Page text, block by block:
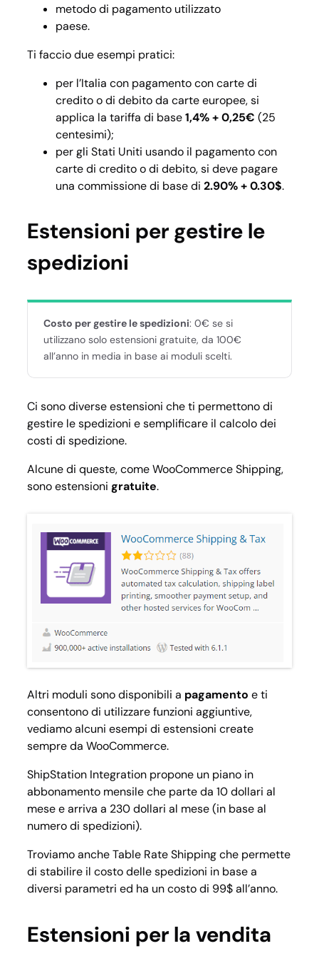
metodo di pagamento utilizzato
paese.
Ti faccio due esempi pratici:
per l’Italia con pagamento con carte di
credito o di debito da carte europee, si
applica la tariffa di base1,4% + 0,25€ (25
centesimi);
per gli Stati Uniti usando il pagamento con
carte di credito o di debito, si deve pagare
una commissione di base di 2.90% + 0.30$.
Estensioni per gestire le
spedizioni
Costo per gestire le spedizioni: 0€ se si
utilizzano solo estensioni gratuite, da 100€
all’anno in media in base ai moduli scelti.
Ci sono diverse estensioni che ti permettono di
gestire le spedizioni e semplificare il calcolo dei
costi di spedizione.
Alcune di queste, come WooCommerce Shipping,
sono estensioni gratuite.
Altri moduli sono disponibili a pagamento e ti
consentono di utilizzare funzioni aggiuntive,
vediamo alcuni esempi di estensioni create
sempre da WooCommerce.
ShipStation Integration propone un piano in
abbonamento mensile che parte da 10 dollari al
mese e arriva a 230 dollari al mese (in base al
numero di spedizioni).
Troviamo ancheTable Rate Shippingche permette
di stabilire il costo delle spedizioni in base a
diversi parametri ed ha un costo di 99$ all’anno.
Estensioni per la vendita